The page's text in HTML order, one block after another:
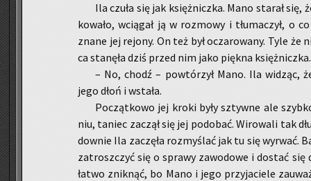
Ila czuła się jak księż­nicz­ka. Mano sta­rał się,
ko­wa­ło, wcią­gał ją w roz­mo­wy i tłu­ma­czył, o
znane jej re­jo­ny. On też był ocza­ro­wa­ny. Tyle że
ca sta­nę­ła dziś przed nim jako pięk­na księż­nicz­ka.
– No, chodź – po­wtó­rzył Mano. Ila wi­dząc,
jego dłoń i wsta­ła.
Po­cząt­ko­wo jej kroki były sztyw­ne ale
niu, ta­niec za­czął się jej po­do­bać. Wi­ro­wa­li tak
dow­nie Ila za­czę­ła roz­my­ślać jak tu się wy­rwać.
za­trosz­czyć się o spra­wy za­wo­do­we i do­stać się
łatwo znik­nąć, bo Mano i jego przy­ja­cie­le